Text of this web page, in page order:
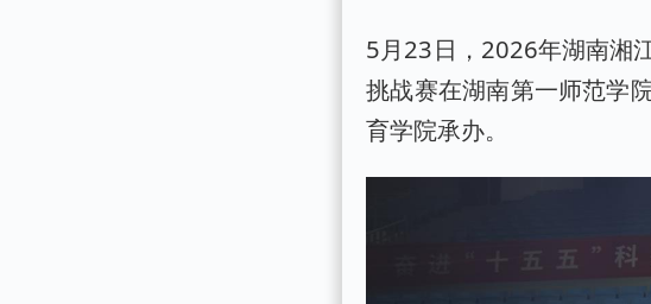
5月23日，2026年湖南湘
挑战赛在湖南第一师范学
育学院承办。